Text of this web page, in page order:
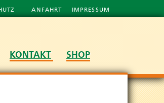
ANFAHRT IMPRESSUM
KONTAKT SHOP